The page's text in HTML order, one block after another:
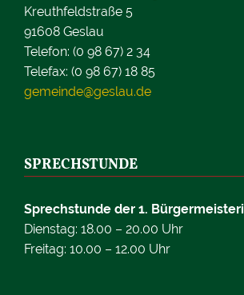
Kreuthfeldstraße 5
91608 Geslau
Telefon: (0 98 67) 2 34
Telefax: (0 98 67) 18 85
gemeinde@geslau.de
SPRECHSTUNDE
Sprechstunde der 1.
Dienstag: 18.00 – 20.00 Uhr
Freitag: 10.00 – 12.00 Uhr